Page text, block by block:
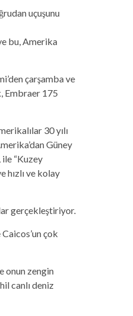
bu, Amerika
çarşamba ve
Embraer 175
30 yılı
Güney
“Kuzey
hızlı ve kolay
gerçekleştiriyor.
çok
onun zengin
canlı deniz